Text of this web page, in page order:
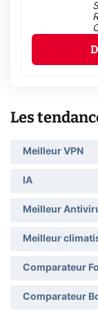
Les
Meilleur VPN
IA
Meilleur
Meilleur
Comparateur
Comparateur